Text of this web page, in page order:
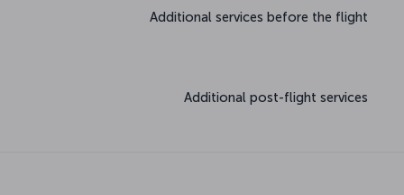
Additional services before the flight
Additional post-flight services